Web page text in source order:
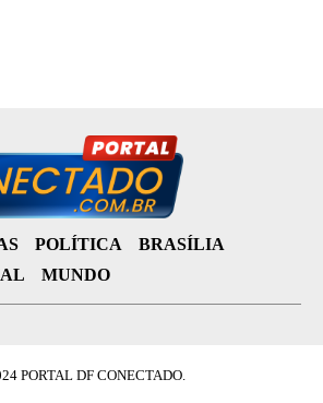
POLÍTICA
BRASÍLIA
MUNDO
PORTAL DF CONECTADO.